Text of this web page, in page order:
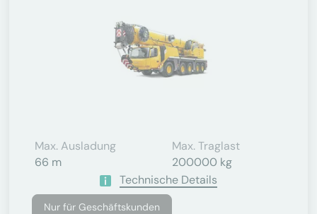
Max. Ausladung
66 m
Max. Traglast
200000 kg
Technische Details
Nur für Geschäftskunden